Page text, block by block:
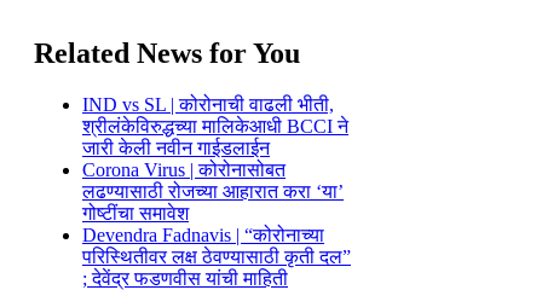
Related News for You
IND vs SL | कोरोनाची वाढली भीती,
श्रीलंकेविरुद्धच्या मालिकेआधी BCCI ने
जारी केली नवीन गाईडलाईन
Corona Virus | कोरोनासोबत
लढण्यासाठी रोजच्या आहारात करा ‘या’
गोष्टींचा समावेश
Devendra Fadnavis | “कोरोनाच्या
परिस्थितीवर लक्ष ठेवण्यासाठी कृती दल”
; देवेंद्र फडणवीस यांची माहिती